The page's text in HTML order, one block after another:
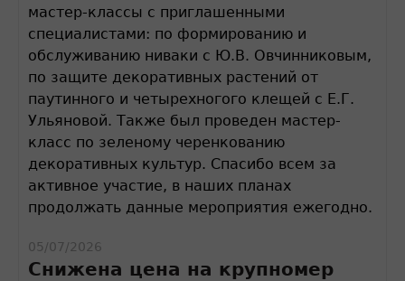
мастер-классы с приглашенными
специалистами: по формированию и
обслуживанию ниваки с Ю.В. Овчинниковым,
по защите декоративных растений от
паутинного и четырехногого клещей с Е.Г.
Ульяновой. Также был проведен мастер-
класс по зеленому черенкованию
декоративных культур. Спасибо всем за
активное участие, в наших планах
продолжать данные мероприятия ежегодно.
05/07/2026
Снижена цена на крупномер